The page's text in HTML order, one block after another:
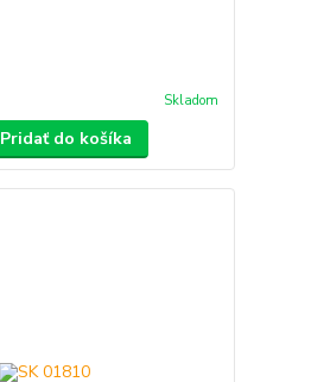
Skladom
Pridať do košíka